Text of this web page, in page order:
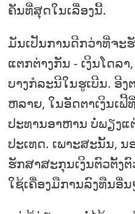
ຄັນທີ່ສຸດໃນເລື່ອງນີ້.
ມັນເປັນການດີກວ່າທີ່ຈະ
ແຕກຕ່າງກັນ - ເງິນໂດລ
ບາງກໍລະນີໃນຮູເບີນ. ອີ
ຫລາຍ, ໃນອັດຕາເງິນເ
ປະທານອາຫານ ບໍ່ພຽງແ
ປະເທດ. ເພາະສະນັ້ນ,
ຮັກສາສະກຸນເງິນຕົວຕັ້ງ
ໃຊ້ເຄື່ອງມືການລົງທືນອື່ນ